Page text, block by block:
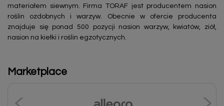
materiałem siewnym. Firma TORAF jest producentem nasion
roślin ozdobnych i warzyw. Obecnie w ofercie producenta
znajduje się ponad 500 pozycji nasion warzyw, kwiatów, ziół,
nasion na kiełki i roślin egzotycznych.
Marketplace